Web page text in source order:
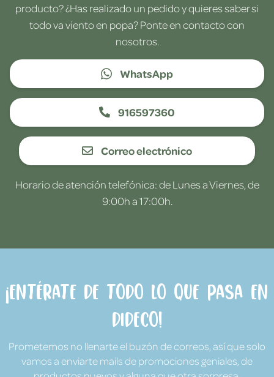
producto? ¿Has realizado un pedido y quieres saber si
todo va viento en popa? Ponte en contacto con
nosotros.
WhatsApp
916597360
Correo electrónico
Horario de atención telefónica: de Lunes a Viernes, de
9:00h a 17:00h.
¡Entérate de todo lo que pasa en
Dideco!
Prometemos no llenarte el buzón de correos, así que solo
vamos a enviarte mails de promociones geniales, de